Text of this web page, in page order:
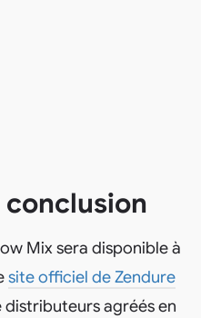
Mix sera disponible à
site officiel de Zendure
distributeurs agréés en